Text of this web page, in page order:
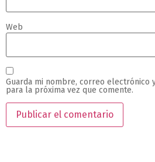
Web
Guarda mi nombre, correo electrónico
para la próxima vez que comente.